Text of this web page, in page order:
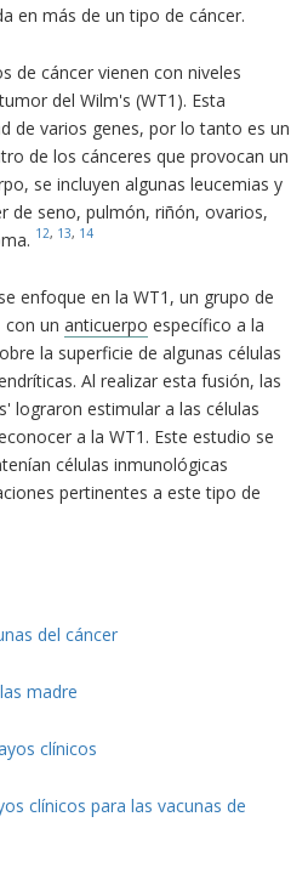
en más de un tipo de cáncer.
de cáncer vienen con niveles
del Wilm's (WT1). Esta
de varios genes, por lo tanto es un
de los cánceres que provocan un
se incluyen algunas leucemias y
de seno, pulmón, riñón, ovarios,
12, 13, 14
enfoque en la WT1, un grupo de
con un anticuerpo específico a la
la superficie de algunas células
Al realizar esta fusión, las
lograron estimular a las células
a la WT1. Este estudio se
células inmunológicas
pertinentes a este tipo de
del cáncer
madre
clínicos
clínicos para las vacunas de